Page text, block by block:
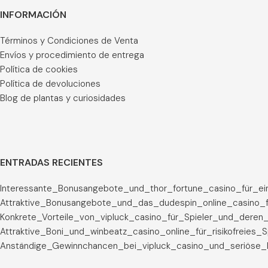
INFORMACIÓN
Términos y Condiciones de Venta
Envíos y procedimiento de entrega
Política de cookies
Política de devoluciones
Blog de plantas y curiosidades
ENTRADAS RECIENTES